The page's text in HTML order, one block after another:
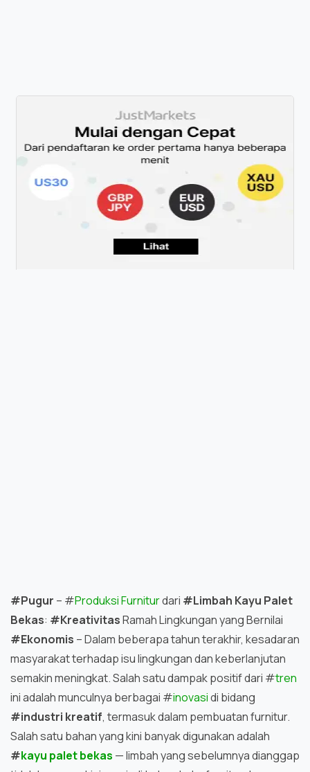
#Pugur – #Produksi Furniturdari #Limbah Kayu Palet
Bekas: #KreativitasRamah Lingkungan yang Bernilai
#Ekonomis – Dalam beberapa tahun terakhir, kesadaran
masyarakat terhadap isu lingkungan dan keberlanjutan
semakin meningkat. Salah satu dampak positif dari #tren
ini adalah munculnya berbagai #inovasidi bidang
#industri kreatif, termasuk dalam pembuatan furnitur.
Salah satu bahan yang kini banyak digunakan adalah
#kayu palet bekas — limbah yang sebelumnya dianggap